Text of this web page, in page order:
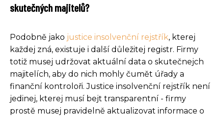
skutečných majitelů?
Podobně jako justice insolvenční rejstřík, kterej
každej zná, existuje i další důležitej registr. Firmy
totiž musej udržovat aktuální data o skutečnejch
majitelích, aby do nich mohly čumět úřady a
finanční kontroloři. Justice insolvenční rejstřík není
jedinej, kterej musí bejt transparentní - firmy
prostě musej pravidelně aktualizovat informace o